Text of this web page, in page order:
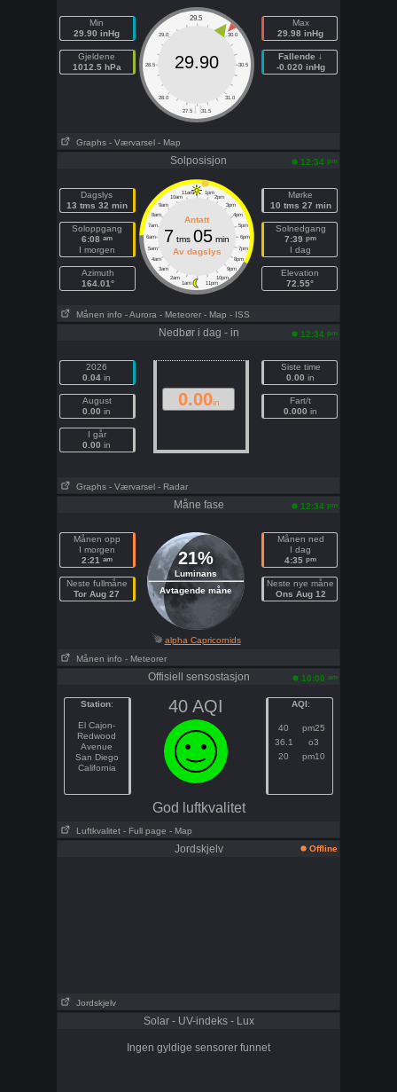
Min
29.90 inHg
Gjeldene
1012.5 hPa
29.5
29.0 30.0
28.5 30.5
28.0 31.0
27.5 31.5
| |
29.90
Max
29.98 inHg
Fallende ↓
-0.020 inHg
Graphs - Værvarsel - Map
Solposisjon 12:34 pm
Dagslys
13 tms 32 min
Soloppgang
6:08 am
I morgen
Azimuth
164.01°
11am 1pm
10am 2pm
9am 3pm
8am 4pm
7am 5pm
6am 6pm
5am 7pm
4am 8pm
3am 9pm
2am 10pm
1am 11pm
Antatt
7 tms 05 min
Av dagslys
Mørke
10 tms 27 min
Solnedgang
7:39 pm
I dag
Elevation
72.55°
Månen info - Aurora - Meteorer - Map - ISS
Nedbør i dag - in 12:34 pm
2026
0.04 in
August
0.00 in
I går
0.00 in
0.00in
Siste time
0.00 in
Fart/t
0.000 in
Graphs - Værvarsel - Radar
Måne fase 12:34 pm
Månen opp
I morgen
2:21 am
Neste fullmåne
Tor Aug 27
21%
Luminans
Avtagende måne
alpha Capricornids
Månen ned
I dag
4:35 pm
Neste nye måne
Ons Aug 12
Månen info - Meteorer
Offisiell sensostasjon 10:00 am
Station:
El Cajon-
Redwood
Avenue
San Diego
California
40 AQI AQI:
40
pm25
36.1
o3
20
pm10
God luftkvalitet
Luftkvalitet - Full page - Map
Jordskjelv Offline
Jordskjelv
Solar - UV-indeks - Lux
Ingen gyldige sensorer funnet